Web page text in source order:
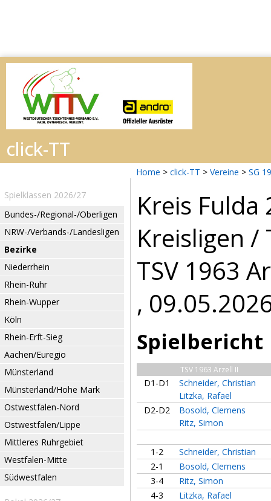
Home > click-TT > Vereine > SG
Spielklassen 2026/27
Bundes-/Regional-/Oberligen
NRW-/Verbands-/Landesligen
Bezirke
Niederrhein
Rhein-Ruhr
Rhein-Wupper
Köln
Rhein-Erft-Sieg
Aachen/Euregio
Münsterland
Münsterland/Hohe Mark
Ostwestfalen-Nord
Ostwestfalen/Lippe
Mittleres Ruhrgebiet
Westfalen-Mitte
Südwestfalen
Kreis Fulda
Kreisligen /
TSV 1963
,
Spielbericht
TSV 1963 Arzell II
D1-D1
Schneider, Christian
Litzka, Rafael
D2-D2
Bosold, Clemens
Ritz, Simon
1-2
Schneider, Christian
2-1
Bosold, Clemens
3-4
Ritz, Simon
4-3
Litzka, Rafael